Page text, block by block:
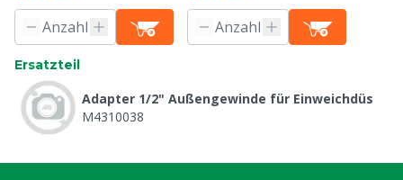
Ersatzteil
Adapter 1/2" Außengewinde für Einweichdüs
M4310038